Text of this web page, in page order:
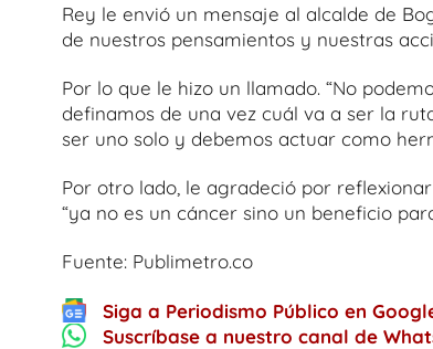
Rey le envió un mensaje al alcalde de
de nuestros pensamientos y nuestras
Por lo que le hizo un llamado. “No
definamos de una vez cuál va a ser la
ser uno solo y debemos actuar como
Por otro lado, le agradeció por
“ya no es un cáncer sino un beneficio
Fuente: Publimetro.co
Siga a Periodismo Público en
Suscríbase a nuestro canal de